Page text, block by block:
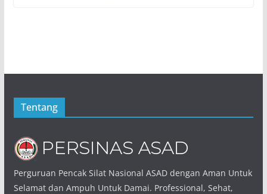
Tentang
Perguruan Pencak Silat Nasional ASAD dengan Aman Untuk
Selamat dan Ampuh Untuk Damai. Professional, Sehat,